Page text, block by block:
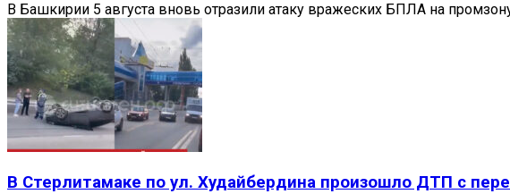
В Башкирии 5 августа вновь отразили атаку вражеских БПЛА на
В Стерлитамаке по ул. Худайбердина произошло ДТП с